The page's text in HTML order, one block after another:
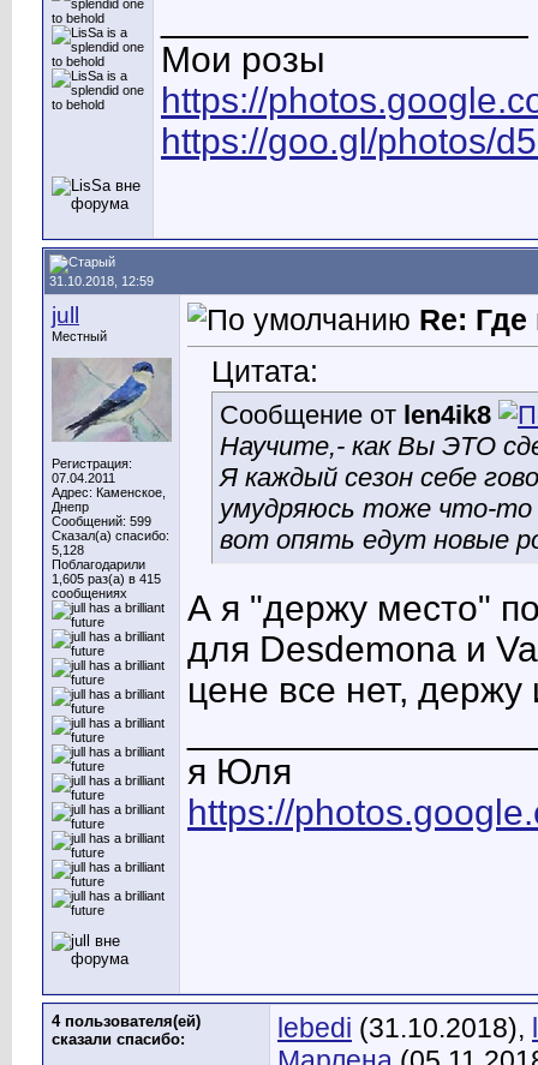
Мои розы
https://
https://goo.gl/photos/
31.10.2018, 12:59
jull
Местный
Регистрация:
07.04.2011
Адрес: Каменское,
Днепр
Сообщений: 599
Сказал(а) спасибо:
5,128
Поблагодарили
1,605 раз(а) в 415
сообщениях
Re:
Цитата:
Сообщение от len4ik8
Научите,- как Вы ЭТО
Я каждый сезон себе
умудряюсь тоже что-то
вот опять едут новые
А я "держу место"
для Desdemona и
цене все нет, держу
я Юля
https://
4 пользователя(ей)
сказали cпасибо:
lebedi (31.10.2018),